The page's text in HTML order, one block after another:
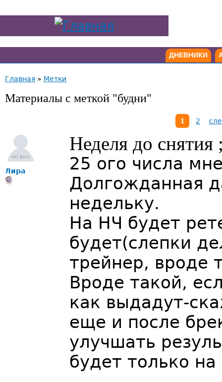
ДНЕВНИКИ
Главная » Метки
Материалы с меткой "будни"
1 2
Лира
Неделя до снятия
25 ого числа
Долгожданная
недельку.
На НЧ будет
будет(слепки
трейнер, вроде
Вроде такой,
как выдадут-
еще и после
улучшать
будет только